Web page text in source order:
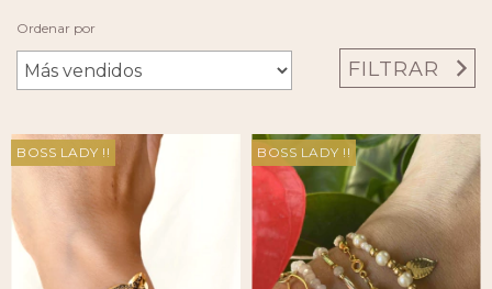
Ordenar por
FILTRAR
BOSS LADY !! BOSS LADY !!